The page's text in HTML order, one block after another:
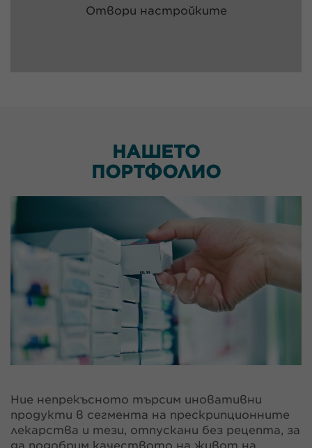
Отвори настройките
НАШЕТО
ПОРТФОЛИО
Ние непрекъсното търсим иновативни
продукти в сегмента на прескрипционните
лекарства и тези, отпускани без рецепта, за
да подобрим качеството на живот на